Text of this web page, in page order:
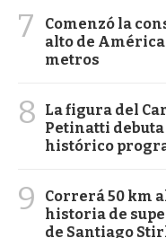
7
Comenzó la
alto de
metros
8
La figura del
Petinatti
histórico
9
Correrá 50 km
historia de
de Santiago